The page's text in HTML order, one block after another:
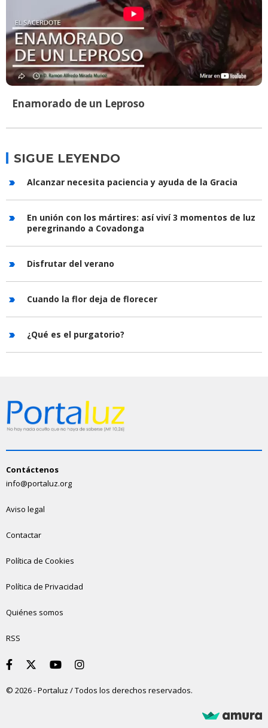
Enamorado de un Leproso
SIGUE LEYENDO
Alcanzar necesita paciencia y ayuda de la Gracia
En unión con los mártires: así viví 3 momentos de luz
peregrinando a Covadonga
Disfrutar del verano
Cuando la flor deja de florecer
¿Qué es el purgatorio?
Contáctenos
info@portaluz.org
Aviso legal
Contactar
Política de Cookies
Política de Privacidad
Quiénes somos
RSS
© 2026 - Portaluz / Todos los derechos reservados.